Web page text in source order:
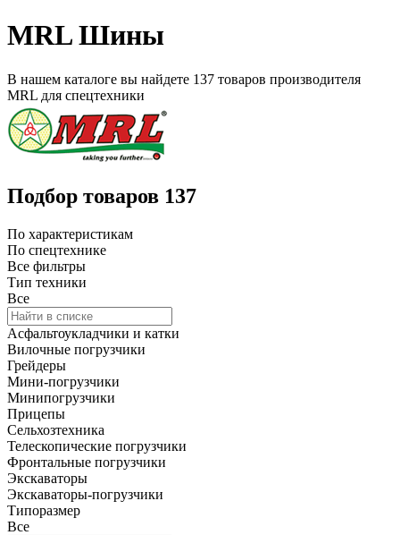
MRL Шины
В нашем каталоге вы найдете 137 товаров производителя
MRL для спецтехники
Подбор товаров 137
По характеристикам
По спецтехнике
Все фильтры
Тип техники
Все
Асфальтоукладчики и катки
Вилочные погрузчики
Грейдеры
Мини-погрузчики
Минипогрузчики
Прицепы
Сельхозтехника
Телескопические погрузчики
Фронтальные погрузчики
Экскаваторы
Экскаваторы-погрузчики
Типоразмер
Все